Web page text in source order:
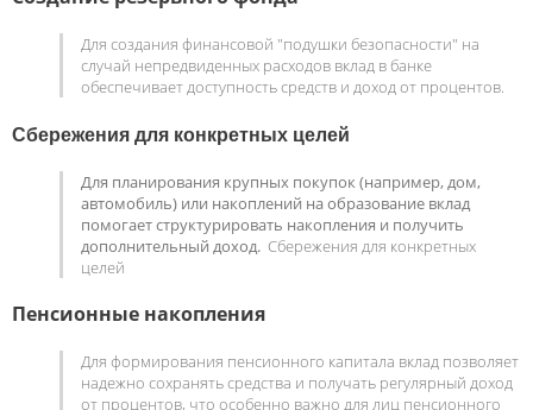
Для создания финансовой "подушки безопасности" на
случай непредвиденных расходов вклад в банке
обеспечивает доступность средств и доход от процентов.
Сбережения для конкретных целей
Для планирования крупных покупок (например, дом,
автомобиль) или накоплений на образование вклад
помогает структурировать накопления и получить
дополнительный доход. Сбережения для конкретных
целей
Пенсионные накопления
Для формирования пенсионного капитала вклад позволяет
надежно сохранять средства и получать регулярный доход
от процентов, что особенно важно для лиц пенсионного